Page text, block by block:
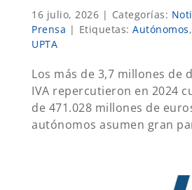
16 julio, 2026 | Categorías:
Prensa | Etiquetas: Autónomos,
UPTA
Los más de 3,7 millones de
IVA repercutieron en 2024
de 471.028 millones de
autónomos asumen gran